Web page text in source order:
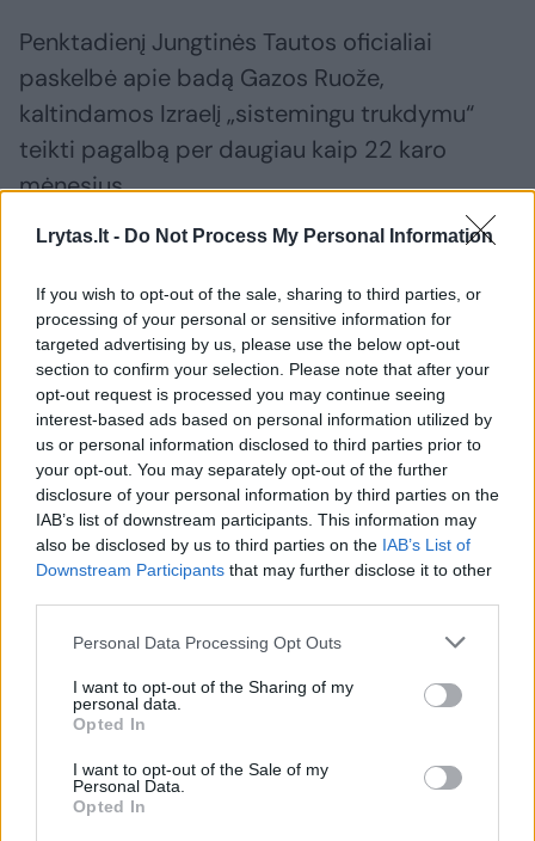
Lrytas.lt - Do Not Process My Personal Information
If you wish to opt-out of the sale, sharing to third parties, or
processing of your personal or sensitive information for
targeted advertising by us, please use the below opt-out
section to confirm your selection. Please note that after your
opt-out request is processed you may continue seeing
interest-based ads based on personal information utilized by
us or personal information disclosed to third parties prior to
your opt-out. You may separately opt-out of the further
disclosure of your personal information by third parties on the
IAB’s list of downstream participants. This information may
also be disclosed by us to third parties on the IAB’s List of
Downstream Participants that may further disclose it to other
Personal Data Processing Opt Outs
I want to opt-out of the Sharing of my
personal data.
Opted In
I want to opt-out of the Sale of my
Personal Data.
Opted In
Penktadienį Jungtinės Tautos oficialiai
paskelbė apie badą Gazos Ruože,
kaltindamos Izraelį „sistemingu trukdymu“
teikti pagalbą per daugiau kaip 22 karo
mėnesius.
provincijoje, kuri apima maždaug penktadalį
palestiniečių teritorijos, įskaitant Gazos
miestą, nuo bado kenčia 500 000 žmonių.
Susiję straipsniai
B. Netanyahu tapo pirmuoju
Izraelio vadovu, pripažinusiu
Išpuolis